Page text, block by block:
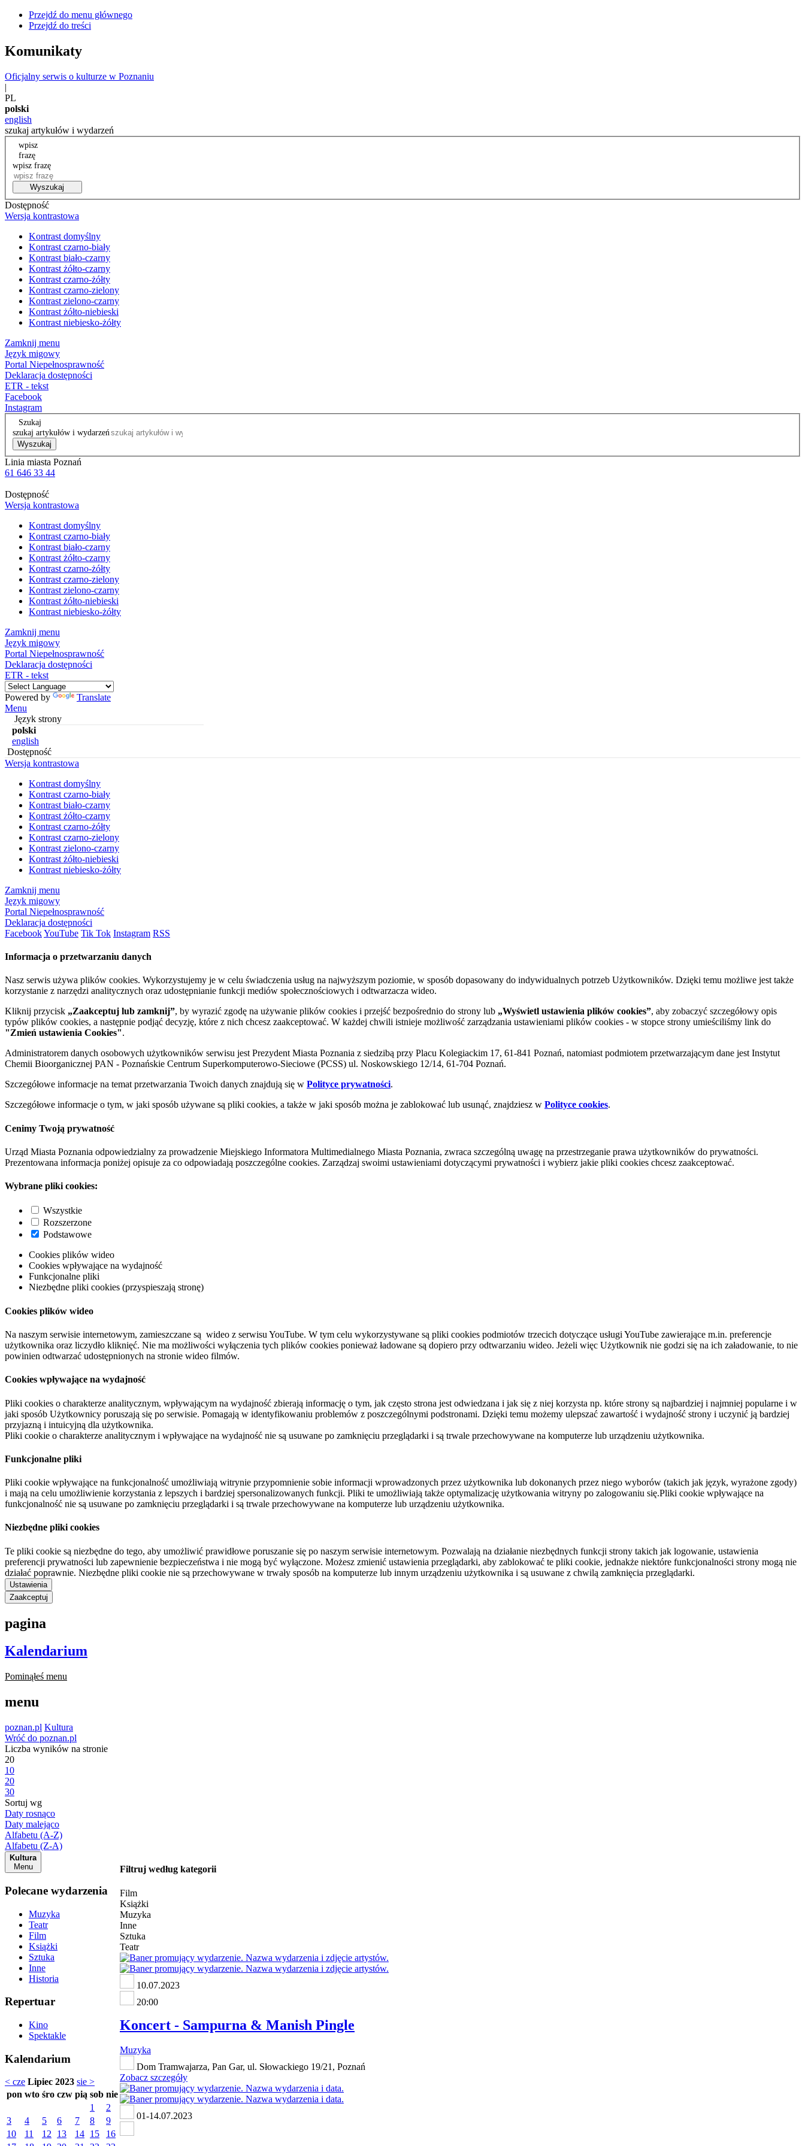
Przejdź do menu głównego
Przejdź do treści
Komunikaty
Oficjalny serwis o kulturze w Poznaniu
|
PL
polski
english
szukaj artykułów i wydarzeń
wpisz
frazę
wpisz frazę
Wyszukaj
Dostępność
Wersja kontrastowa
Kontrast domyślny
Kontrast czarno-biały
Kontrast biało-czarny
Kontrast żółto-czarny
Kontrast czarno-żółty
Kontrast czarno-zielony
Kontrast zielono-czarny
Kontrast żółto-niebieski
Kontrast niebiesko-żółty
Zamknij menu
Język migowy
Portal Niepełnosprawność
Deklaracja dostępności
ETR - tekst
Facebook
Instagram
Szukaj
szukaj artykułów i wydarzeń
Wyszukaj
Linia miasta Poznań
61 646 33 44
Dostępność
Wersja kontrastowa
Kontrast domyślny
Kontrast czarno-biały
Kontrast biało-czarny
Kontrast żółto-czarny
Kontrast czarno-żółty
Kontrast czarno-zielony
Kontrast zielono-czarny
Kontrast żółto-niebieski
Kontrast niebiesko-żółty
Zamknij menu
Język migowy
Portal Niepełnosprawność
Deklaracja dostępności
ETR - tekst
Powered by
Translate
Menu
Język strony
polski
english
Dostępność
Wersja kontrastowa
Kontrast domyślny
Kontrast czarno-biały
Kontrast biało-czarny
Kontrast żółto-czarny
Kontrast czarno-żółty
Kontrast czarno-zielony
Kontrast zielono-czarny
Kontrast żółto-niebieski
Kontrast niebiesko-żółty
Zamknij menu
Język migowy
Portal Niepełnosprawność
Deklaracja dostępności
FacebookYouTube Tik Tok Instagram RSS
Informacja o przetwarzaniu danych
Nasz serwis używa plików cookies. Wykorzystujemy je w celu świadczenia usług na najwyższym poziomie, w sposób dopasowany do indywidualnych potrzeb Użytkowników. Dzięki temu możliwe jest także
korzystanie z narzędzi analitycznych oraz udostępnianie funkcji mediów społecznościowych i odtwarzacza wideo.
Kliknij przycisk „Zaakceptuj lub zamknij”, by wyrazić zgodę na używanie plików cookies i przejść bezpośrednio do strony lub „Wyświetl ustawienia plików cookies”, aby zobaczyć szczegółowy opis
typów plików cookies, a następnie podjąć decyzję, które z nich chcesz zaakceptować. W każdej chwili istnieje możliwość zarządzania ustawieniami plików cookies - w stopce strony umieściliśmy link do
"Zmień ustawienia Cookies".
Administratorem danych osobowych użytkowników serwisu jest Prezydent Miasta Poznania z siedzibą przy Placu Kolegiackim 17, 61-841 Poznań, natomiast podmiotem przetwarzającym dane jest Instytut
Chemii Bioorganicznej PAN - Poznańskie Centrum Superkomputerowo-Sieciowe (PCSS) ul. Noskowskiego 12/14, 61-704 Poznań.
Szczegółowe informacje na temat przetwarzania Twoich danych znajdują się w Polityce prywatności.
Szczegółowe informacje o tym, w jaki sposób używane są pliki cookies, a także w jaki sposób można je zablokować lub usunąć, znajdziesz w Polityce cookies.
Cenimy Twoją prywatność
Urząd Miasta Poznania odpowiedzialny za prowadzenie Miejskiego Informatora Multimedialnego Miasta Poznania, zwraca szczególną uwagę na przestrzeganie prawa użytkowników do prywatności.
Prezentowana informacja poniżej opisuje za co odpowiadają poszczególne cookies. Zarządzaj swoimi ustawieniami dotyczącymi prywatności i wybierz jakie pliki cookies chcesz zaakceptować.
Wybrane pliki cookies:
Wszystkie
Rozszerzone
Podstawowe
Cookies plików wideo
Cookies wpływające na wydajność
Funkcjonalne pliki
Niezbędne pliki cookies (przyspieszają stronę)
Cookies plików wideo
Na naszym serwisie internetowym, zamieszczane są wideo z serwisu YouTube. W tym celu wykorzystywane są pliki cookies podmiotów trzecich dotyczące usługi YouTube zawierające m.in. preferencje
użytkownika oraz liczydło kliknięć. Nie ma możliwości wyłączenia tych plików cookies ponieważ ładowane są dopiero przy odtwarzaniu wideo. Jeżeli więc Użytkownik nie godzi się na ich załadowanie, to nie
powinien odtwarzać udostępnionych na stronie wideo filmów.
Cookies wpływające na wydajność
Pliki cookies o charakterze analitycznym, wpływającym na wydajność zbierają informację o tym, jak często strona jest odwiedzana i jak się z niej korzysta np. które strony są najbardziej i najmniej popularne i w
jaki sposób Użytkownicy poruszają się po serwisie. Pomagają w identyfikowaniu problemów z poszczególnymi podstronami. Dzięki temu możemy ulepszać zawartość i wydajność strony i uczynić ją bardziej
przyjazną i intuicyjną dla użytkownika.
Pliki cookie o charakterze analitycznym i wpływające na wydajność nie są usuwane po zamknięciu przeglądarki i są trwale przechowywane na komputerze lub urządzeniu użytkownika.
Funkcjonalne pliki
Pliki cookie wpływające na funkcjonalność umożliwiają witrynie przypomnienie sobie informacji wprowadzonych przez użytkownika lub dokonanych przez niego wyborów (takich jak język, wyrażone zgody)
i mają na celu umożliwienie korzystania z lepszych i bardziej spersonalizowanych funkcji. Pliki te umożliwiają także optymalizację użytkowania witryny po zalogowaniu się.Pliki cookie wpływające na
funkcjonalność nie są usuwane po zamknięciu przeglądarki i są trwale przechowywane na komputerze lub urządzeniu użytkownika.
Niezbędne pliki cookies
Te pliki cookie są niezbędne do tego, aby umożliwić prawidłowe poruszanie się po naszym serwisie internetowym. Pozwalają na działanie niezbędnych funkcji strony takich jak logowanie, ustawienia
preferencji prywatności lub zapewnienie bezpieczeństwa i nie mogą być wyłączone. Możesz zmienić ustawienia przeglądarki, aby zablokować te pliki cookie, jednakże niektóre funkcjonalności strony mogą nie
działać poprawnie. Niezbędne pliki cookie nie są przechowywane w trwały sposób na komputerze lub innym urządzeniu użytkownika i są usuwane z chwilą zamknięcia przeglądarki.
Ustawienia
Zaakceptuj
pagina
Kalendarium
Pominąłeś menu
menu
poznan.pl Kultura
Wróć do poznan.pl
Liczba wyników na stronie
20
10
20
30
Sortuj wg
Daty rosnąco
Daty malejąco
Alfabetu (A-Z)
Alfabetu (Z-A)
Kultura
Menu
Polecane wydarzenia
Muzyka
Teatr
Film
Książki
Sztuka
Inne
Historia
Repertuar
Kino
Spektakle
Kalendarium
< cze Lipiec 2023 sie >
pon wto śro czw pią sob nie
1
2
3
4 5 6 7 8
9
10
11 12 13 14 15
16
Filtruj według kategorii
Film
Książki
Muzyka
Inne
Sztuka
Teatr
10.07.2023
20:00
Koncert - Sampurna & Manish Pingle
Muzyka
Dom Tramwajarza, Pan Gar, ul. Słowackiego 19/21, Poznań
Zobacz szczegóły
01-14.07.2023